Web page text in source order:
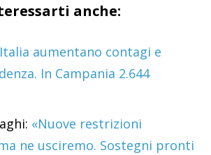
anche:
aumentano contagi e
In Campania 2.644
«Nuove restrizioni
ne usciremo. Sostegni pronti